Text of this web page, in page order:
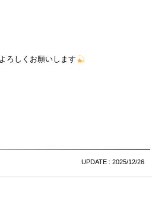
ろしくお願いします
UPDATE : 2025/12/26